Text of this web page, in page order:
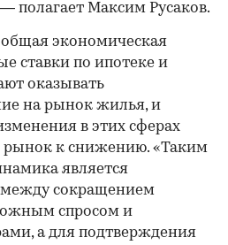
полагает Максим Русаков.
общая экономическая
ставки по ипотеке и
оказывать
на рынок жилья, и
в этих сферах
рынок к снижению. «Таким
является
между сокращением
спросом и
а для подтверждения